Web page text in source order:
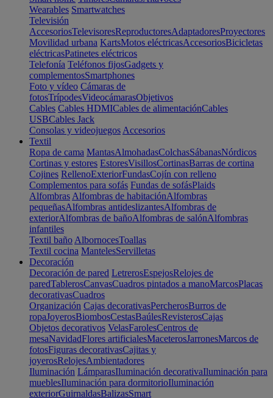
Wearables Smartwatches
Televisión
AccesoriosTelevisoresReproductoresAdaptadoresProyectores
Movilidad urbana KartsMotos eléctricasAccesoriosBicicletas
eléctricasPatinetes eléctricos
Telefonía Teléfonos fijosGadgets y
complementosSmartphones
Foto y vídeo Cámaras de
fotosTrípodesVideocámarasObjetivos
Cables Cables HDMICables de alimentaciónCables
USBCables Jack
Consolas y videojuegos Accesorios
Textil
Ropa de cama MantasAlmohadasColchasSábanasNórdicos
Cortinas y estores EstoresVisillosCortinasBarras de cortina
Cojines RellenoExteriorFundasCojín con relleno
Complementos para sofás Fundas de sofásPlaids
Alfombras Alfombras de habitaciónAlfombras
pequeñasAlfombras antideslizantesAlfombras de
exteriorAlfombras de bañoAlfombras de salónAlfombras
infantiles
Textil baño AlbornocesToallas
Textil cocina MantelesServilletas
Decoración
Decoración de pared LetrerosEspejosRelojes de
paredTablerosCanvasCuadros pintados a manoMarcosPlacas
decorativasCuadros
Organización Cajas decorativasPercherosBurros de
ropaJoyerosBiombosCestasBaúlesRevisterosCajas
Objetos decorativos VelasFarolesCentros de
mesaNavidadFlores artificialesMaceterosJarronesMarcos de
fotosFiguras decorativasCajitas y
joyerosRelojesAmbientadores
Iluminación LámparasIluminación decorativaIluminación para
mueblesIluminación para dormitorioIluminación
exteriorGuirnaldasBalizasSmart